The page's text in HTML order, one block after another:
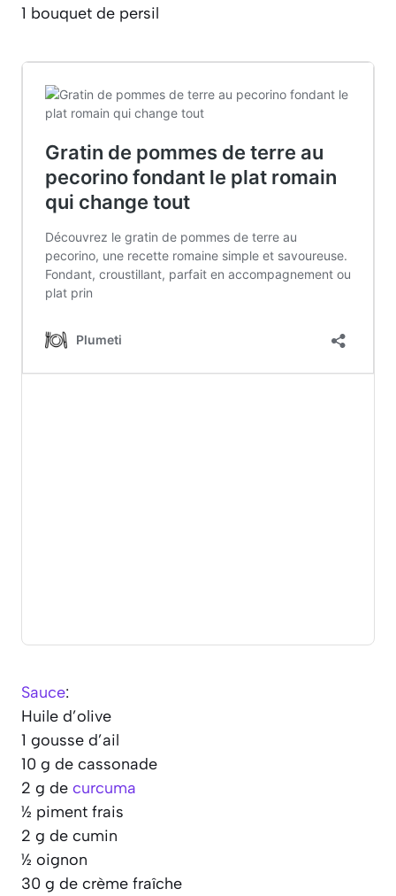
1 bouquet de persil
Sauce:
Huile d’olive
1 gousse d’ail
10 g de cassonade
2 g de curcuma
½ piment frais
2 g de cumin
½ oignon
30 g de crème fraîche